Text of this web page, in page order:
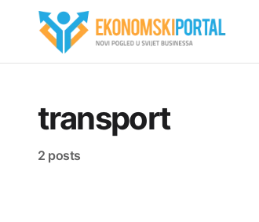
transport
2 posts